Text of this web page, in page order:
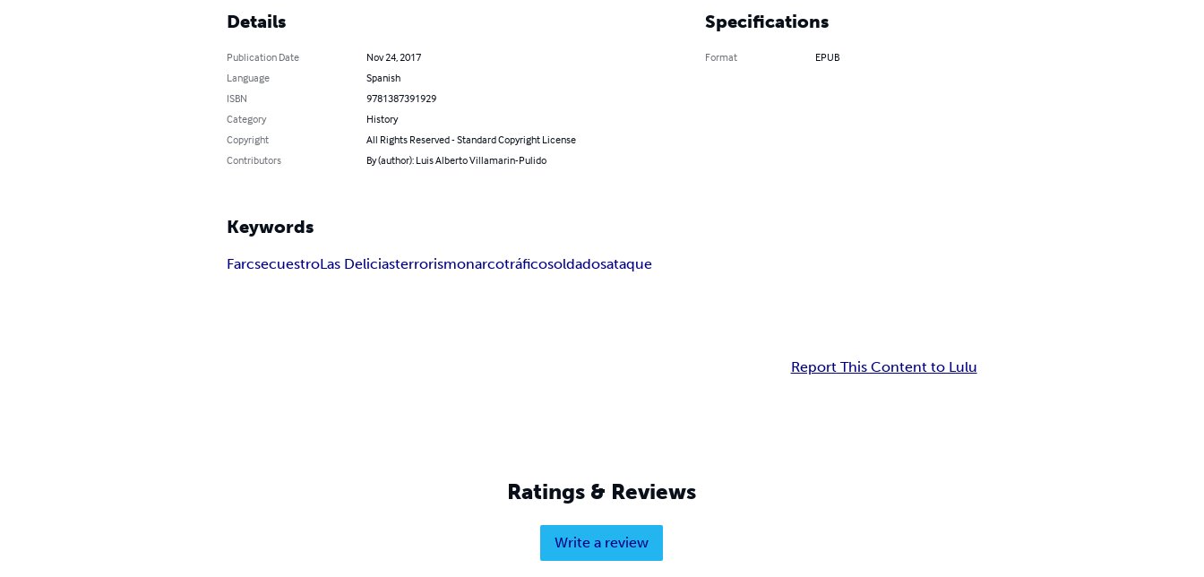
Details
Publication Date
Nov 24, 2017
Language
Spanish
ISBN
9781387391929
Category
History
Copyright
All Rights Reserved - Standard Copyright License
Contributors
By (author): Luis Alberto Villamarin-Pulido
Specifications
Format EPUB
Keywords
FarcsecuestroLas Deliciasterrorismonarcotráficosoldadosataque
Report This Content to Lulu
Ratings & Reviews
Write a review